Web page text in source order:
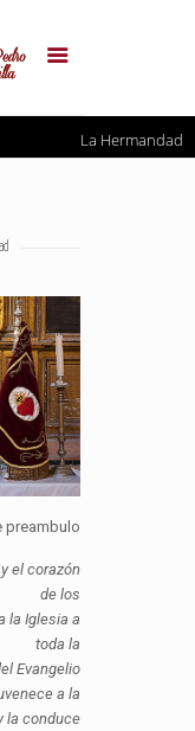
La Hermandad
preambulo
el corazón
de los
la Iglesia a
toda la
Evangelio
a la
la conduce